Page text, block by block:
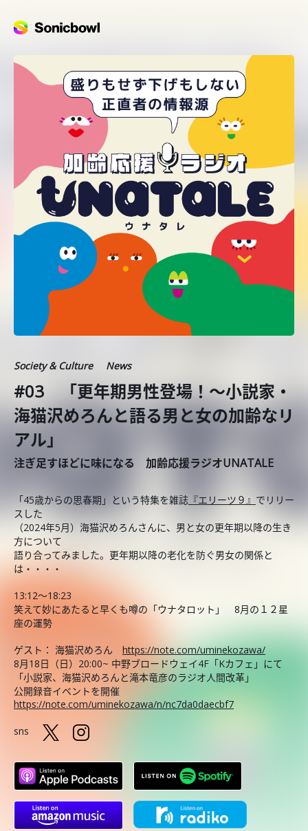
Society & Culture News
#03 「更年期男性登場！〜小説家・
海猫沢めろんと語る男と女の加齢なリ
アル」
注ぎ足すほどに味になる 加齢応援ラジオUNATALE
「45歳からの思春期」という特集を雑誌 『エリーツ９』 でリリー
スした
（2024年5月）海猫沢めろんさんに、男と女の更年期以降の生き
方について
語り合ってみました。更年期以降の老化を防ぐ男女の関係と
は・・・・
13:12〜18:23
笑えて妙にあたると早くも噂の「ウナタロット」 8月の１２星
座の運勢
ゲスト： 海猫沢めろん https://note.com/uminekozawa/
8月18日（日）20:00~ 中野ブロードウェイ4F「Kカフェ」にて
「小説家、海猫沢めろんと滝本竜彦のラジオ人間改革」
公開録音イベントを開催
https://note.com/uminekozawa/n/nc7da0daecbf7
sns